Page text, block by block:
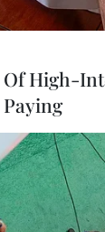
cá #Chìm tàu
High-
Paying